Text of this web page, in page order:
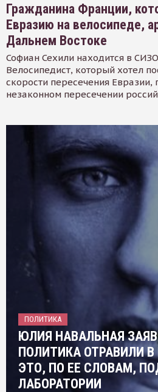
Гражданина Франции,
Евразию на велосипеде,
Дальнем Востоке
Софиан Сехили находится в
Велосипедист, который хотел
скорости пересечения Евразии,
незаконном пересечении
ПОЛИТИКА
ЮЛИЯ НАВАЛЬНАЯ
ПОЛИТИКА ОТРАВИЛИ
ЭТО, ПО ЕЕ СЛОВАМ,
ЛАБОРАТОРИИ